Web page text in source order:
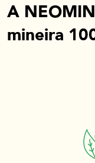
A
mineira